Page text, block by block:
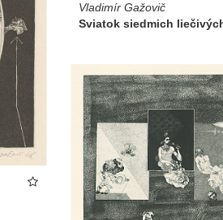
Vladimír Gažovič
Sviatok siedmich